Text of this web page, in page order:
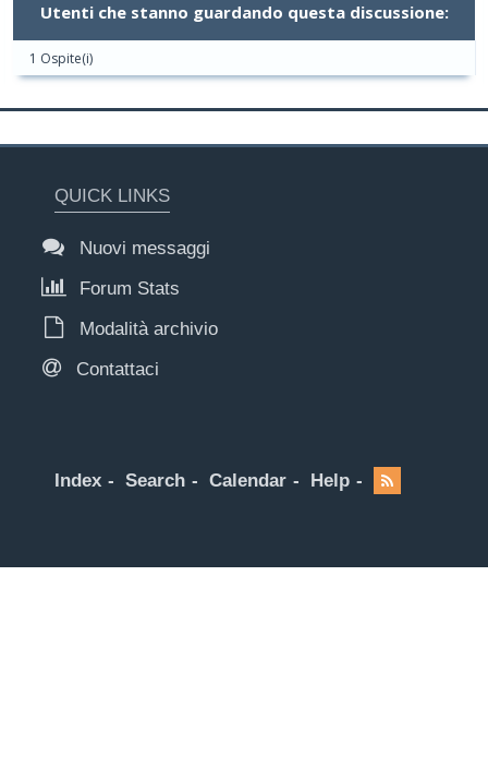
Utenti che stanno guardando questa discussione:
1 Ospite(i)
QUICK LINKS
Nuovi messaggi
Forum Stats
Modalità archivio
Contattaci
Index Search Calendar Help